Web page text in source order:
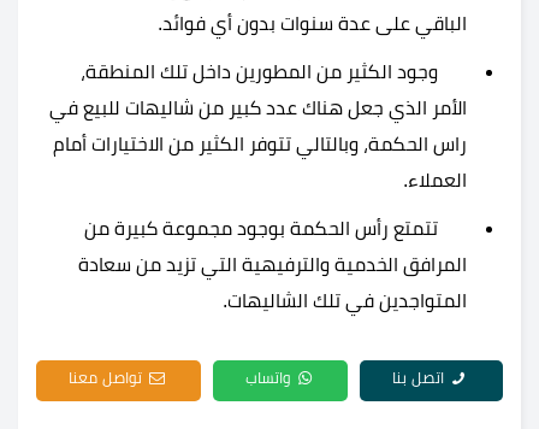
الباقي على عدة سنوات بدون أي فوائد.
وجود الكثير من المطورين داخل تلك المنطقة،
الأمر الذي جعل هناك عدد كبير من شاليهات للبيع في
راس الحكمة، وبالتالي تتوفر الكثير من الاختيارات أمام
العملاء.
تتمتع رأس الحكمة بوجود مجموعة كبيرة من
المرافق الخدمية والترفيهية التي تزيد من سعادة
المتواجدين في تلك الشاليهات.
اتصل بنا واتساب تواصل معنا